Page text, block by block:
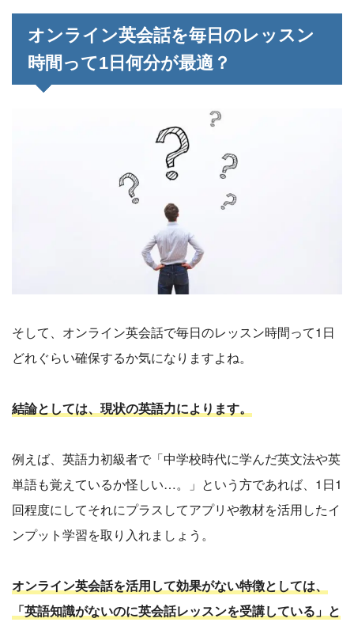
オンライン英会話を毎日のレッスン
時間って1日何分が最適？
そして、オンライン英会話で毎日のレッスン時間って1日
どれぐらい確保するか気になりますよね。
結論としては、現状の英語力によります。
例えば、英語力初級者で「中学校時代に学んだ英文法や英
単語も覚えているか怪しい…。」という方であれば、1日1
回程度にしてそれにプラスしてアプリや教材を活用したイ
ンプット学習を取り入れましょう。
オンライン英会話を活用して効果がない特徴としては、
「英語知識がないのに英会話レッスンを受講している」と